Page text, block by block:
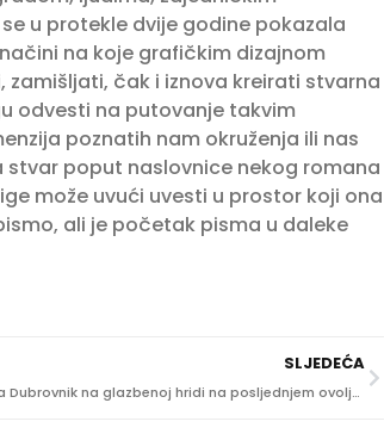
u protekle dvije godine pokazala
na koje grafičkim dizajnom
čak i iznova kreirati stvarna
odvesti na putovanje takvim
poznatih nam okruženja ili nas
poput naslovnice nekog romana
može uvući uvesti u prostor koji ona
ali je početak pisma u daleke
SLJEDEĆA
‘Bravi!’ za Dubrovnik na glazbenoj hridi na posljednjem ovoljetnom festivalskom koncertu u Dvoru